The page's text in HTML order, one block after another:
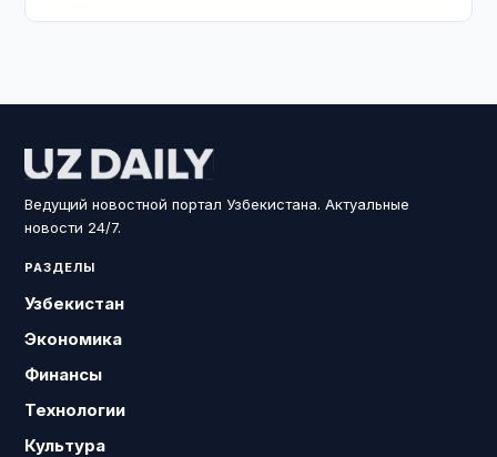
Ведущий новостной портал Узбекистана. Актуальные
новости 24/7.
РАЗДЕЛЫ
Узбекистан
Экономика
Финансы
Технологии
Культура